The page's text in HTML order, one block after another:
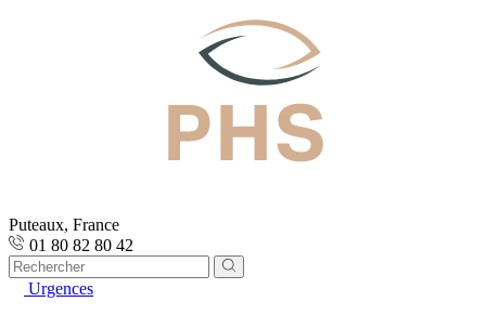
Puteaux, France
01 80 82 80 42
Urgences